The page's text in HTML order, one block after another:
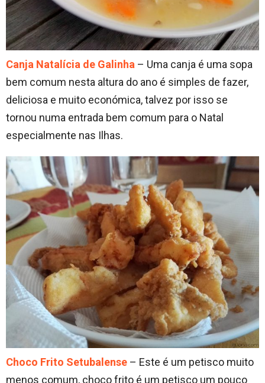
Canja Natalícia de Galinha – Uma canja é uma sopa
bem comum nesta altura do ano é simples de fazer,
deliciosa e muito económica, talvez por isso se
tornou numa entrada bem comum para o Natal
especialmente nas Ilhas.
Choco Frito Setubalense – Este é um petisco muito
menos comum, choco frito é um petisco um pouco